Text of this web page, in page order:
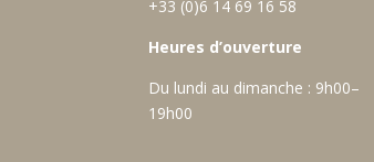
+33 (0)6 14 69 16 58
Heures d’ouverture
Du lundi au dimanche : 9h00–
19h00